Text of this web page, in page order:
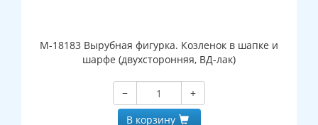
М-18183 Вырубная фигурка. Козленок в шапке и
шарфе (двухсторонняя, ВД-лак)
−
+
В корзину